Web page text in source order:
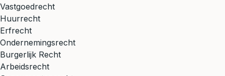
Vastgoedrecht
Huurrecht
Erfrecht
Ondernemingsrecht
Burgerlijk Recht
Arbeidsrecht